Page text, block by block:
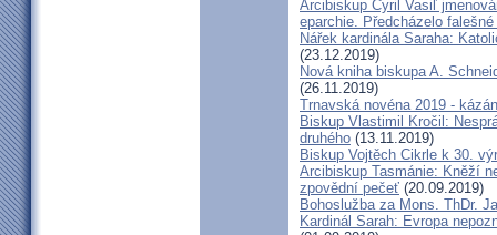
Arcibiskup Cyril Vasiľ
eparchie. Předcházelo
Nářek kardinála Saraha:
(23.12.2019)
Nová kniha biskupa A.
(26.11.2019)
Trnavská novéna 2019 -
Biskup Vlastimil Kročil:
druhého (13.11.2019)
Biskup Vojtěch Cikrle k 30.
Arcibiskup Tasmánie: Kněží
zpovědní pečeť (20.09.2019)
Bohoslužba za Mons. ThDr.
Kardinál Sarah: Evropa